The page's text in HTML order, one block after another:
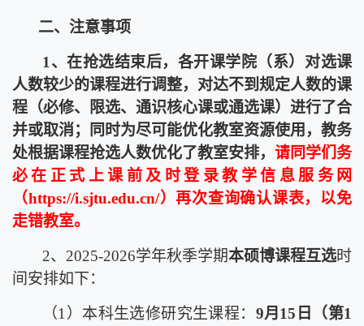
二、注意事项
1 、在抢选结束后，各开课学院（系）对选课
人数较少的课程进行调整，对达不到规定人数的课
程（必修、限选、通识核心课或通选课）进行了合
并或取消；同时为尽可能优化教室资源使用，教务
处根据课程抢选人数优化了教室安排， 请同学们务
必在 正式 上课前及时登录教学信息服务网
（https://i.sjtu.edu.cn/）再次查询确认课表，以免
走错教室。
2、 2025-2026学年秋季学期本硕博课程互选时
间安排如下：
（1 ）本科生选修研究生课程： 9月 15 日（第1